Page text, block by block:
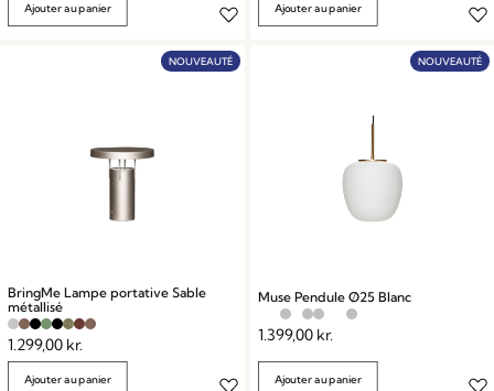
Ajouter au panier Ajouter au panier
NOUVEAUTÉ
BringMe Lampe portative Sable
métallisé
1.299,00 kr.
Ajouter au panier
NOUVEAUTÉ
Muse Pendule Ø25 Blanc
1.399,00 kr.
Ajouter au panier